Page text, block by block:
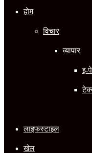
होम
विचार
व्यापार
इ-
लाइफस्टाइल
खेल